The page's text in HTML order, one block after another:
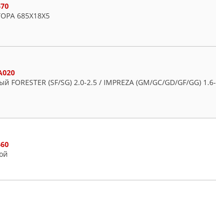
685Х18Х5
FORESTER (SF/SG) 2.0-2.5 / IMPREZA (GM/GC/GD/GF/GG) 1.6-